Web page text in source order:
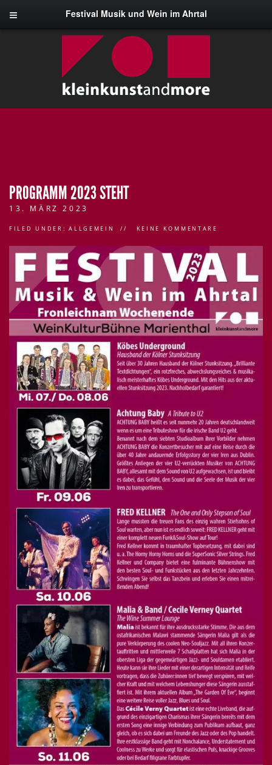
Festival Musik und Wein im Ahrtal
PROGRAMM 2023 STEHT
13. MÄRZ 2023
FILED UNDER:ALLGEMEIN KEINE KOMMENTARE